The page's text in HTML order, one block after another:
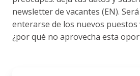
newsletter de vacantes (EN).
enterarse de los nuevos puestos
¿por qué no aprovecha esta